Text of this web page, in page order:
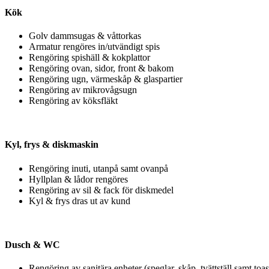
Kök
Golv dammsugas & våttorkas
Armatur rengöres in/utvändigt spis
Rengöring spishäll & kokplattor
Rengöring ovan, sidor, front & bakom
Rengöring ugn, värmeskåp & glaspartier
Rengöring av mikrovågsugn
Rengöring av köksfläkt
Kyl, frys & diskmaskin
Rengöring inuti, utanpå samt ovanpå
Hyllplan & lådor rengöres
Rengöring av sil & fack för diskmedel
Kyl & frys dras ut av kund
Dusch & WC